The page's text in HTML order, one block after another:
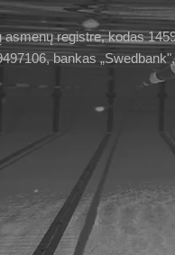
registre, kodas
bankas